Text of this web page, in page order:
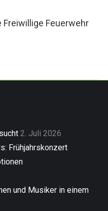
Freiwillige Feuerwehr
2. Juli 2026
Frühjahrskonzert
und Musiker in einem